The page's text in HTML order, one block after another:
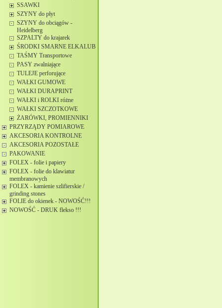
SSAWKI
SZYNY do płyt
SZYNY do obciągów -
Heidelberg
SZPALTY do krajarek
ŚRODKI SMARNE ELKALUB
TAŚMY Transportowe
PASY zwalniające
TULEJE perforujące
WAŁKI GUMOWE
WAŁKI DURAPRINT
WAŁKI i ROLKI różne
WAŁKI SZCZOTKOWE
ŻARÓWKI, PROMIENNIKI
PRZYRZĄDY POMIAROWE
AKCESORIA KONTROLNE
AKCESORIA POZOSTAŁE
PAKOWANIE
FOLEX - folie i papiery
FOLEX - folie do klawiatur
membranowych
FOLEX - kamienie szlifierskie /
grinding stones
FOLIE do okienek - NOWOŚĆ!!!
NOWOŚĆ - DRUK flekso !!!